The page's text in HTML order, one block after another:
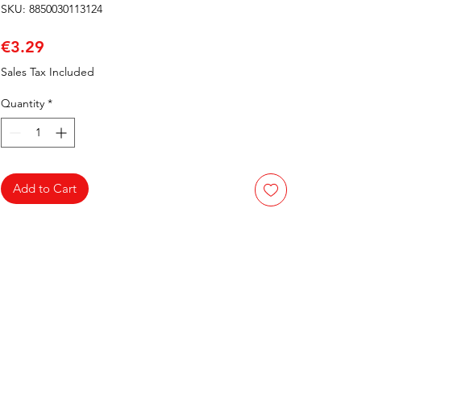
SKU: 8850030113124
€3.29
Sales Tax Included
Quantity *
Add to Cart